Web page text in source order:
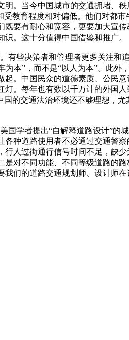
。当今中国城市的交通拥堵、
教育程度相对偏低。他们对都
要有耐心和宽容，更要加大宣
。这十分值得中国借鉴和推广。
些决策者和管理者更多关注和
本”，而不是“以人为本”。此外
。中国民众的道德素质、公民
。每年也有数以千万计的外国
的交通法治环境还不够理想，
学者提出“自解释道路设计”的
种道路使用者不必通过交通警
人过街通行信号时间不足，缺
对不同功能、不同等级道路的
们的道路交通规划师、设计师